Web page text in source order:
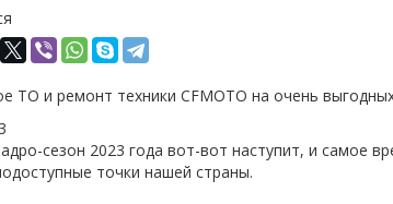
ТО и ремонт техники CFMOTO на очень
сезон 2023 года вот-вот наступит, и самое
точки нашей страны.